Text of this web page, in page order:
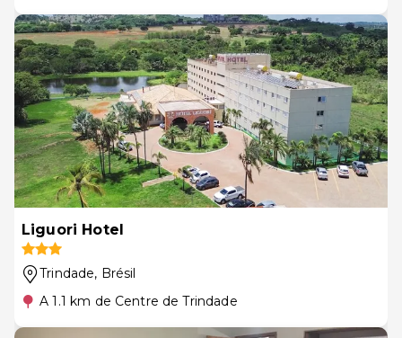
Liguori Hotel
Trindade, Brésil
A 1.1 km de Centre de Trindade